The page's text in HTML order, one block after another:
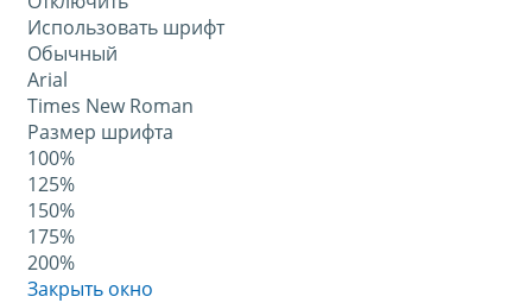
Использовать шрифт
Обычный
Arial
Times New Roman
Размер шрифта
100%
125%
150%
175%
200%
Закрыть окно